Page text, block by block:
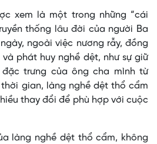
xem là một trong những “cái
thống lâu đời của người Ba
ngoài việc nương rẫy, đồng
phát huy nghề dệt, như sự giữ
trưng của ông cha mình từ
gian, làng nghề dệt thổ cẩm
thay đổi để phù hợp với cuộc
làng nghề dệt thổ cẩm, không